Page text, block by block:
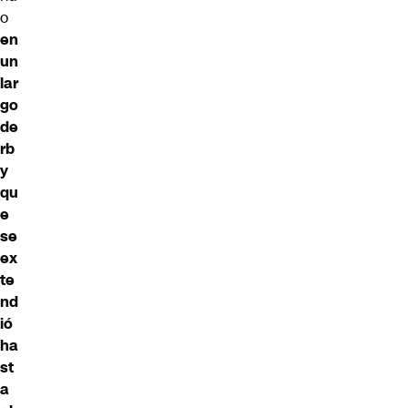
o
en
un
lar
go
de
rb
y
qu
e
se
ex
te
nd
ió
ha
st
a